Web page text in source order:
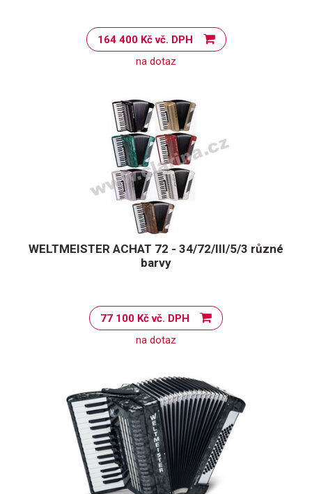
164 400 Kč vč. DPH
na dotaz
WELTMEISTER ACHAT 72 - 34/72/III/5/3 různé
barvy
77 100 Kč vč. DPH
na dotaz